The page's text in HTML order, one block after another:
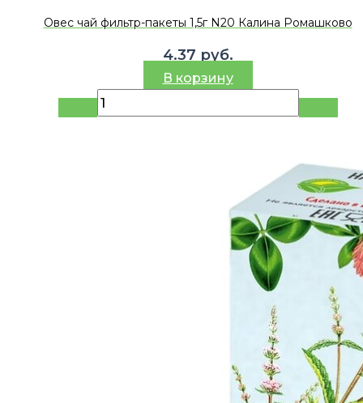
Овес чай фильтр-пакеты 1,5г N20 Калина Ромашково
4.37 руб.
В корзину